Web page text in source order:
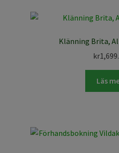
Klänning Brita,
kr
Läs